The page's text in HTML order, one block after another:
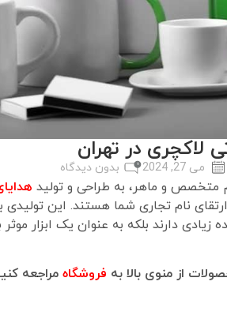
لاکچری در تهران
می 27, 2024 بدون دیدگاه
متخصص و ماهر، به طراحی و تولید
نام تجاری شما هستند. این تولیدی
دارند بلکه به عنوان یک ابزار موثر
از منوی بالا به فروشگاهمراجعه